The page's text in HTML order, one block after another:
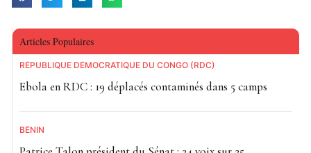
Articles Populaires
RÉPUBLIQUE DÉMOCRATIQUE DU CONGO (RDC)
Ebola en RDC : 19 déplacés contaminés dans 5 camps
BÉNIN